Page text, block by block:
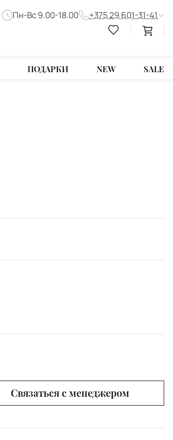
Пн-Вс 9.00-18.00 +375 29 601-31-41
ПОДАРКИ NEW SALE
Связаться с менеджером